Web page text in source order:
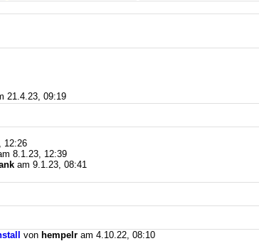
21.4.23, 09:19
12:26
8.1.23, 12:39
am 9.1.23, 08:41
von hempelr am 4.10.22, 08:10